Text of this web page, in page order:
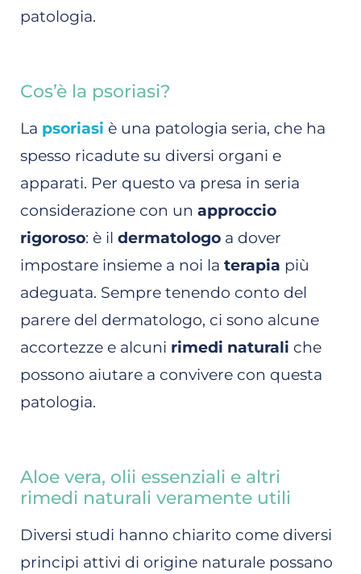
patologia.
Cos’è la psoriasi?
La psoriasi è una patologia seria, che ha
spesso ricadute su diversi organi e
apparati. Per questo va presa in seria
considerazione con un approccio
rigoroso: è il dermatologo a dover
impostare insieme a noi la terapia più
adeguata. Sempre tenendo conto del
parere del dermatologo, ci sono alcune
accortezze e alcuni rimedi naturali che
possono aiutare a convivere con questa
patologia.
Aloe vera, olii essenziali e altri
rimedi naturali veramente utili
Diversi studi hanno chiarito come diversi
principi attivi di origine naturale possano